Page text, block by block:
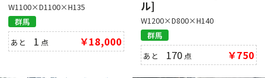
W1100×D1100×H135
群馬
あと 1 点 ￥18,000
ル]
W1200×D800×H140
群馬
あと 170 点 ￥750